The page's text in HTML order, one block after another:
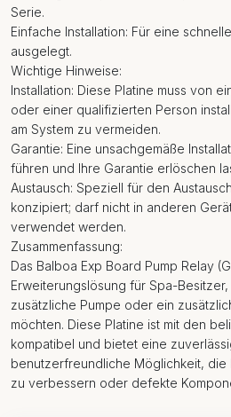
Serie.
Einfache Installation: Für eine
ausgelegt.
Wichtige Hinweise:
Installation: Diese Platine muss von
oder einer qualifizierten Person
am System zu vermeiden.
Garantie: Eine unsachgemäße
führen und Ihre Garantie erlöschen
Austausch: Speziell für den
konzipiert; darf nicht in anderen
verwendet werden.
Zusammenfassung:
Das Balboa Exp Board Pump Relay
Erweiterungslösung für Spa-
zusätzliche Pumpe oder ein
möchten. Diese Platine ist mit den
kompatibel und bietet eine
benutzerfreundliche Möglichkeit, die
zu verbessern oder defekte